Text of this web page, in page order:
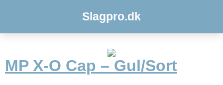
Slagpro.dk
MP X-O Cap – Gul/Sort